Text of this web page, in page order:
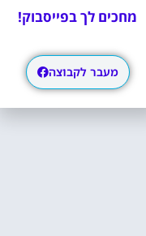
מחכים לך בפייסבוק!
מעבר לקבוצה